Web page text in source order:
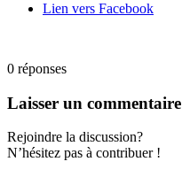
Lien vers Facebook
0 réponses
Laisser un commentaire
Rejoindre la discussion?
N’hésitez pas à contribuer !